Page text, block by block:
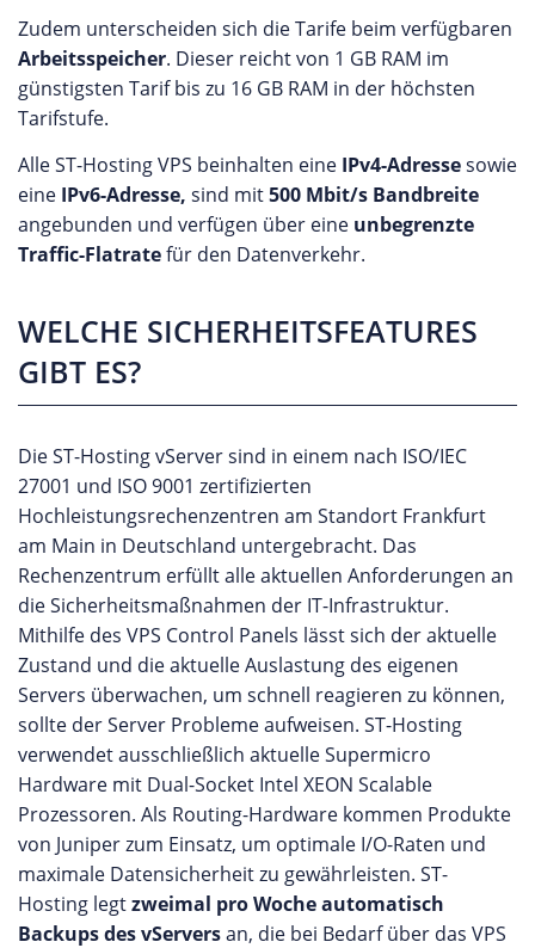
Zudem unterscheiden sich die Tarife beim verfügbaren
Arbeitsspeicher. Dieser reicht von 1 GB RAM im
günstigsten Tarif bis zu 16 GB RAM in der höchsten
Tarifstufe.
Alle ST-Hosting VPS beinhalten eine IPv4-Adressesowie
eine IPv6-Adresse, sind mit500 Mbit/s Bandbreite
angebunden und verfügen über eine unbegrenzte
Traffic-Flatratefür den Datenverkehr.
WELCHE SICHERHEITSFEATURES
GIBT ES?
Die ST-Hosting vServer sind in einem nach ISO/IEC
27001 und ISO 9001 zertifizierten
Hochleistungsrechenzentren am Standort Frankfurt
am Main in Deutschland untergebracht. Das
Rechenzentrum erfüllt alle aktuellen Anforderungen an
die Sicherheitsmaßnahmen der IT-Infrastruktur.
Mithilfe des VPS Control Panels lässt sich der aktuelle
Zustand und die aktuelle Auslastung des eigenen
Servers überwachen, um schnell reagieren zu können,
sollte der Server Probleme aufweisen. ST-Hosting
verwendet ausschließlich aktuelle Supermicro
Hardware mit Dual-Socket Intel XEON Scalable
Prozessoren. Als Routing-Hardware kommen Produkte
von Juniper zum Einsatz, um optimale I/O-Raten und
maximale Datensicherheit zu gewährleisten. ST-
Hosting legtzweimal pro Woche automatisch
Backups des vServersan, die bei Bedarf über das VPS